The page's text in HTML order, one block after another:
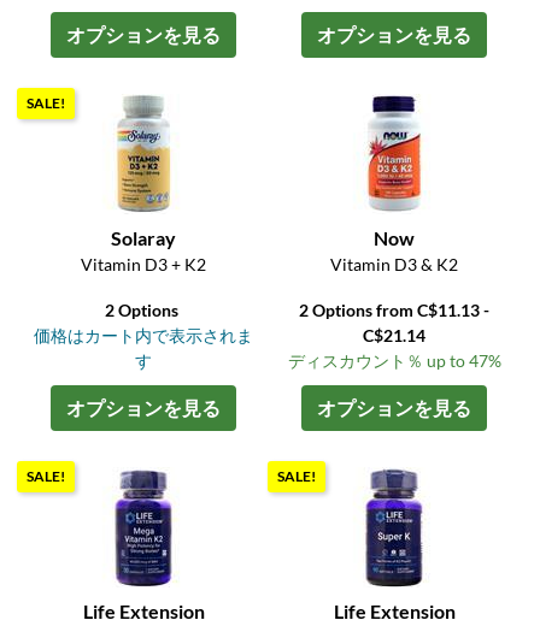
オプションを見る オプションを見る
SALE!
Solaray
Vitamin D3 + K2
2 Options
価格はカート内で表示されま
す
オプションを見る
Now
Vitamin D3 & K2
2 Options from C$11.13 -
C$21.14
ディスカウント％ up to 47%
オプションを見る
SALE!
Life Extension
SALE!
Life Extension